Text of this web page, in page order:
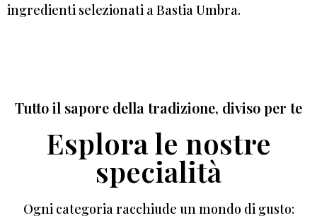
ingredienti selezionati a Bastia Umbra.
Tutto il sapore della tradizione, diviso per te
Esplora le nostre
specialità
Ogni categoria racchiude un mondo di gusto: